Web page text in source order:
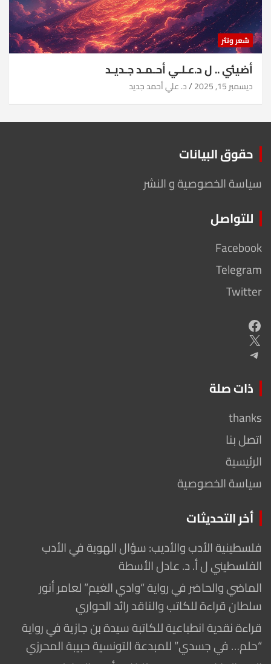
شعر ونثر
أضيئي .. ل د.عـلـي أحـمـد جـديـد
ديسمبر 15, 2025 د. علي أحمد جديد
حقوق البيانات
سياسة الخصوصية و النشر
للتواصل
Facebook
Telegram
Twitter
Facebook
X
Telegram
ذات صلة
thanks
اتصل بنا
الرئيسية
سياسة الخصوصية
أخر التحديثات
فلسطينية الأدب والأديب: سؤال الهوية في الأدب
الفلسطيني ل أ. د. عادل الأسطة
الماضي والحاضر في رواية “وادي الغيم” لعامر أنور
سلطان قراءة للكاتب والناقد رائد الحواري
قراءة نقدية انطباعية للكاتبة سيدة بن جازية في رواية
“حلم… في جسدي” للمبدعة التونسية حبيبة المحرزي